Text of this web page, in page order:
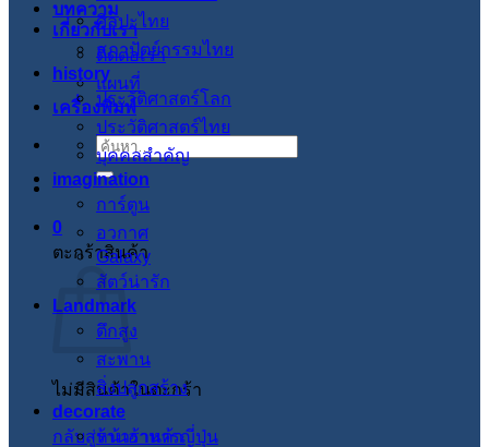
บทความ
เกี่ยวกับเรา
ติดต่อเรา
แผนที่
เครื่องพิมพ์
ค้นหา:
0
ตะกร้าสินค้า
ไม่มีสินค้าในตะกร้า
กลับสู่หน้าร้านค้า
ศิลปะไทย
สภาปัตย์กรรมไทย
history
ประวัติศาสตร์โลก
ประวัติศาสตร์ไทย
บุคคลสำคัญ
imagination
การ์ตูน
อวกาศ
Galaxy
สัตว์น่ารัก
Landmark
ตึกสูง
สะพาน
สิ่งปลูกสร้าง
decorate
ร้านอาหารญี่ปุ่น